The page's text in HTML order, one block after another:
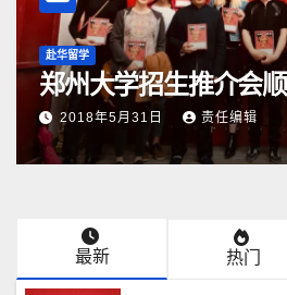
赴华留学
郑州大学招生推介会
2018年5月31日 责任编辑
最新 热门